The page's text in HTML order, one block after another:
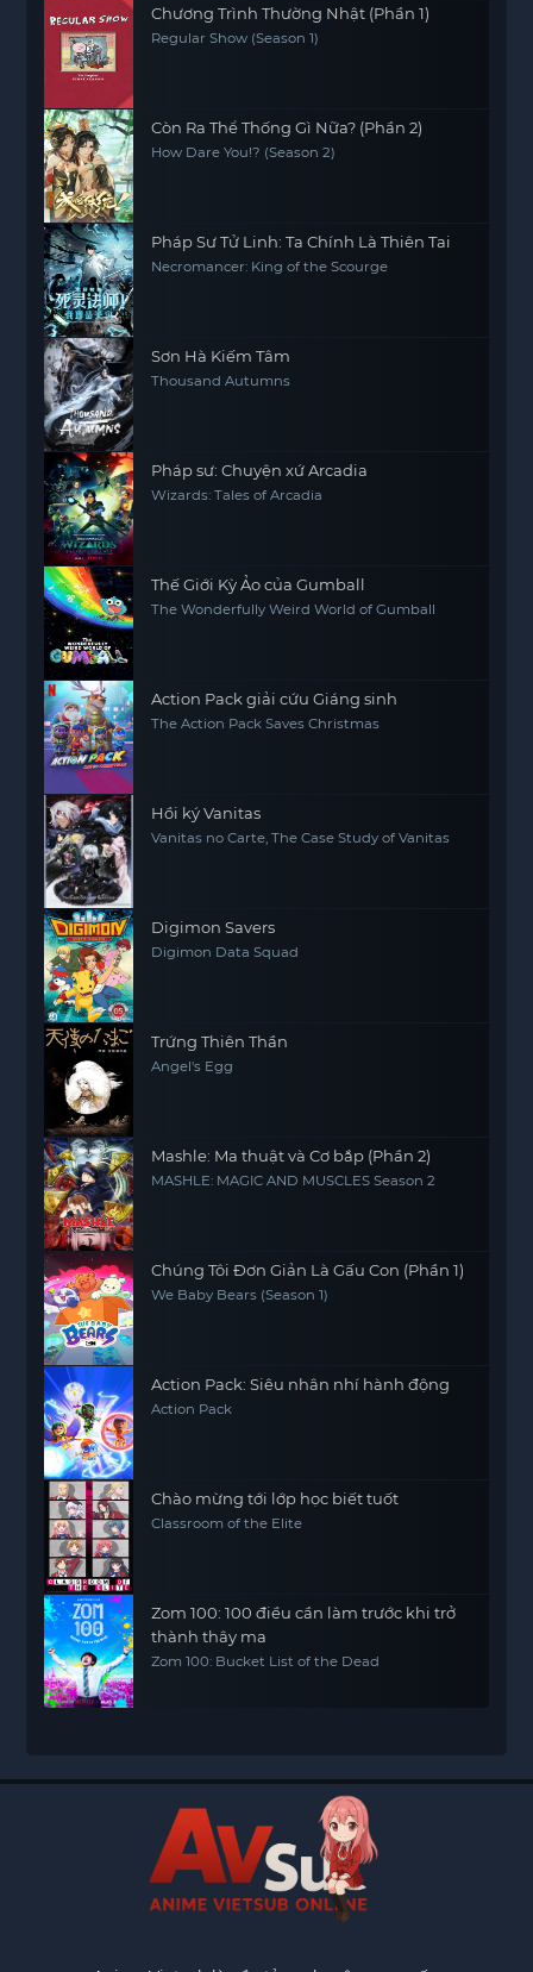
Chương Trình Thường Nhật (Phần 1)
Regular Show (Season 1)
Còn Ra Thể Thống Gì Nữa? (Phần 2)
How Dare You!? (Season 2)
Pháp Sư Tử Linh: Ta Chính Là Thiên Tai
Necromancer: King of the Scourge
Sơn Hà Kiếm Tâm
Thousand Autumns
Pháp sư: Chuyện xứ Arcadia
Wizards: Tales of Arcadia
Thế Giới Kỳ Ảo của Gumball
The Wonderfully Weird World of Gumball
Action Pack giải cứu Giáng sinh
The Action Pack Saves Christmas
Hồi ký Vanitas
Vanitas no Carte, The Case Study of Vanitas
Digimon Savers
Digimon Data Squad
Trứng Thiên Thần
Angel's Egg
Mashle: Ma thuật và Cơ bắp (Phần 2)
MASHLE: MAGIC AND MUSCLES Season 2
Chúng Tôi Đơn Giản Là Gấu Con (Phần 1)
We Baby Bears (Season 1)
Action Pack: Siêu nhân nhí hành động
Action Pack
Chào mừng tới lớp học biết tuốt
Classroom of the Elite
Zom 100: 100 điều cần làm trước khi trở
thành thây ma
Zom 100: Bucket List of the Dead